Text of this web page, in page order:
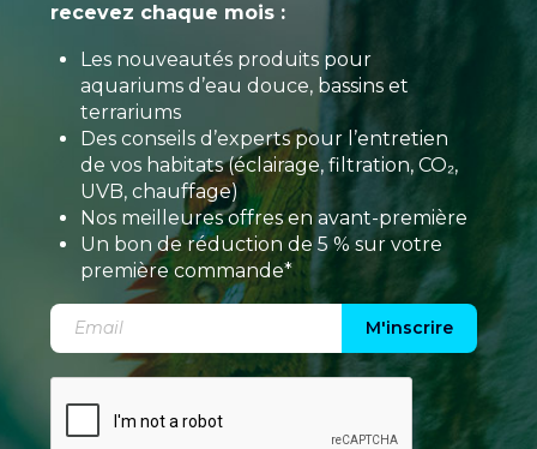
recevez chaque mois :
Les nouveautés produits pour
aquariums d’eau douce, bassins et
terrariums
Des conseils d’experts pour l’entretien
de vos habitats (éclairage, filtration, CO₂,
UVB, chauffage)
Nos meilleures offres en avant-première
Un bon de réduction de 5 % sur votre
première commande*
M'inscrire